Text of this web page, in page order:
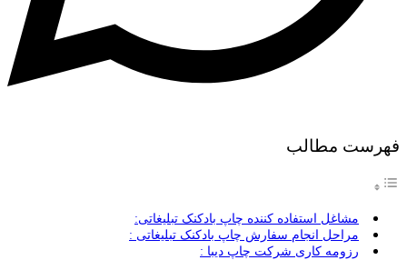
فهرست مطالب
مشاغل استفاده کننده چاپ بادکنک تبلیغاتی:
مراحل انجام سفارش چاپ بادکنک تبلیغاتی :
رزومه کاری شرکت چاپ دیبا :